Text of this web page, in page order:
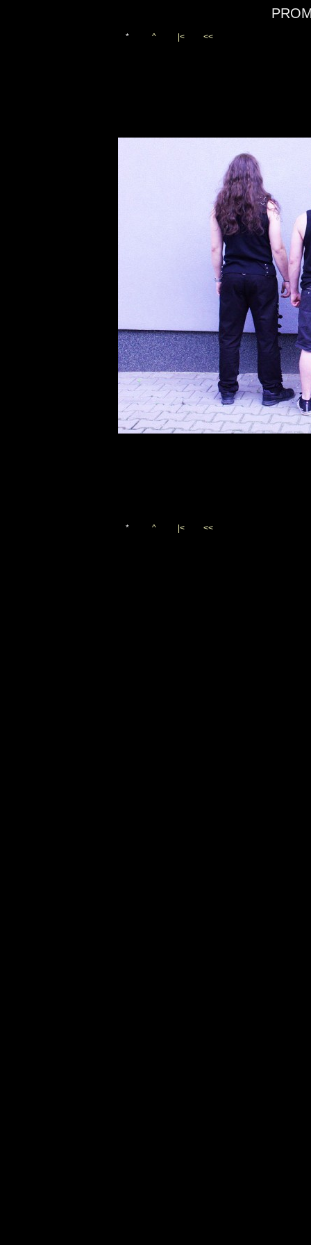
* ^ |< <<
* ^ |< <<